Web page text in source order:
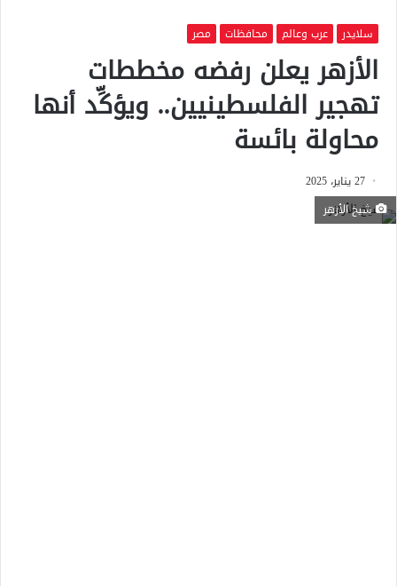
سلايدر عرب وعالم محافظات مصر
الأزهر يعلن رفضه مخططات
تهجير الفلسطينيين.. ويؤكِّد أنها
محاولة بائسة
27 يناير، 2025
شيخ الأزهر